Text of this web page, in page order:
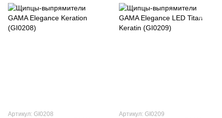
Артикул: GI0208 Артикул: GI0209